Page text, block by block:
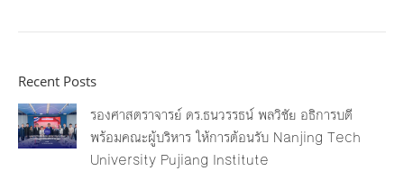
Recent Posts
รองศาสตราจารย์ ดร.ธนวรรธน์ พลวิชัย อธิการบดี
พร้อมคณะผู้บริหาร ให้การต้อนรับ Nanjing Tech
University Pujiang Institute